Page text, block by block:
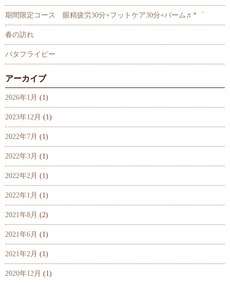
期間限定コース 眼精疲労30分+フットケア30分+バーム♬*゜
春の訪れ
バタフライピー
アーカイブ
2026年1月 (1)
2023年12月 (1)
2022年7月 (1)
2022年3月 (1)
2022年2月 (1)
2022年1月 (1)
2021年8月 (2)
2021年6月 (1)
2021年2月 (1)
2020年12月 (1)